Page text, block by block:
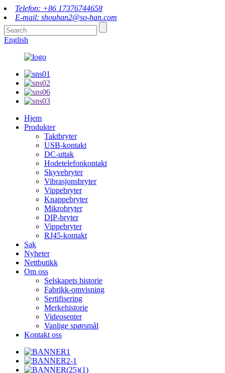
Telefon: +86 17376744658
E-mail: shouhan2@so-han.com
English
Hjem
Produkter
Taktbryter
USB-kontakt
DC-uttak
Hodetelefonkontakt
Skyvebryter
Vibrasjonsbryter
Vippebryter
Knappebryter
Mikrobryter
DIP-bryter
Vippebryter
RJ45-kontakt
Sak
Nyheter
Nettbutikk
Om oss
Selskapets historie
Fabrikk-omvisning
Sertifisering
Merkehistorie
Videosenter
Vanlige spørsmål
Kontakt oss